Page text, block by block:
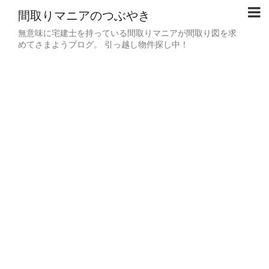
間取りマニアのつぶやき
無意味に宅建士を持っている間取りマニアが間取り図を求
めてさまようブログ。 引っ越し物件探し中！